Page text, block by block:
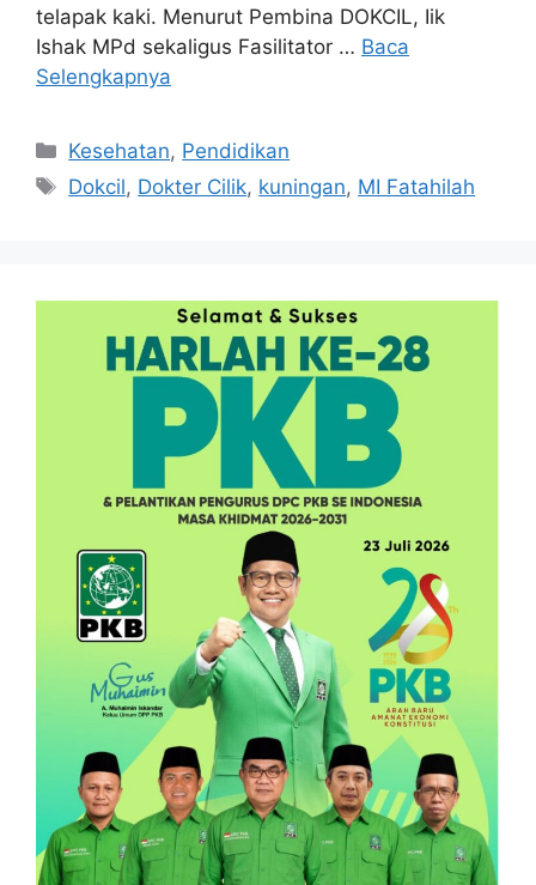
telapak kaki. Menurut Pembina DOKCIL, Iik
Ishak MPd sekaligus Fasilitator … Baca
Selengkapnya
Kategori
Kesehatan, Pendidikan
Tag
Dokcil, Dokter Cilik, kuningan, MI Fatahilah